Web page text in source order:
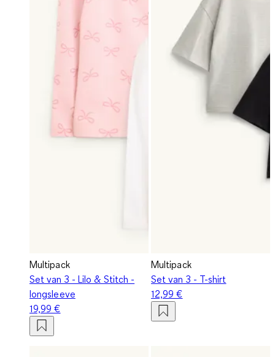
Multipack
Set van 3 - Lilo & Stitch -
longsleeve
19,99 €
Multipack
Set van 3 - T-shirt
12,99 €